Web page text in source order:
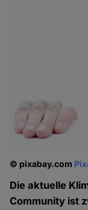
© pixabay.com
Die aktuelle
Community ist